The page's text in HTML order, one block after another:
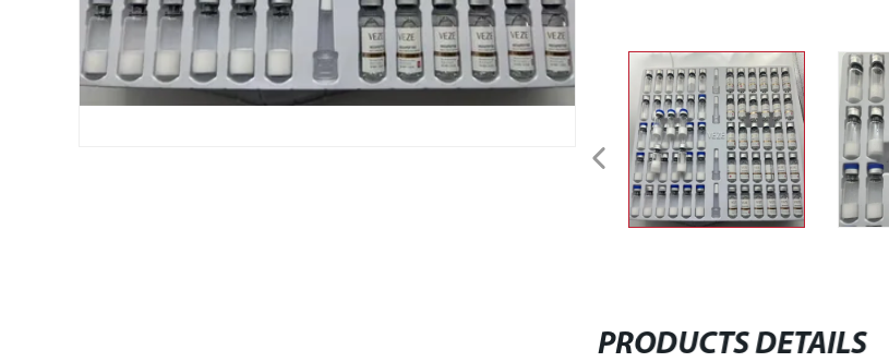
PRODUCTS DETAILS